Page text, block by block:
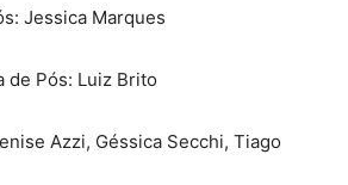
Jessica Marques
de Pós: Luiz Brito
Azzi, Géssica Secchi, Tiago